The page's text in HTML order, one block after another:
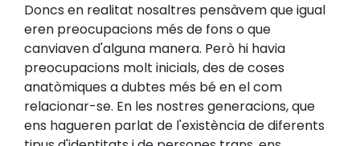
Doncs en realitat nosaltres pensàvem que igual
eren preocupacions més de fons o que
canviaven d'alguna manera. Però hi havia
preocupacions molt inicials, des de coses
anatòmiques a dubtes més bé en el com
relacionar-se. En les nostres generacions, que
ens hagueren parlat de l'existència de diferents